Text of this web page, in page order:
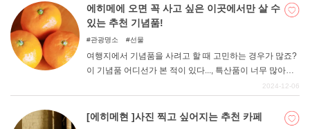
라고 생각하시는 분은 꼭 참고해 보시기 바랍니다.
에히메에 오면 꼭 사고 싶은 이곳에서만 살 수
있는 추천 기념품!
관광명소 선물
여행지에서 기념품을 사려고 할 때 고민하는 경우가 많죠?
이 기념품 어디선가 본 적이 있다..., 특산품이 너무 많아서
어떤 것을 사야 할지 모르겠다... 그런 분들을 위해 에히메
합니다. 기념품 선택에 꼭 참고해 보시기 바랍니다.
2024-12-06
[에히메현 ]사진 찍고 싶어지는 추천 카페